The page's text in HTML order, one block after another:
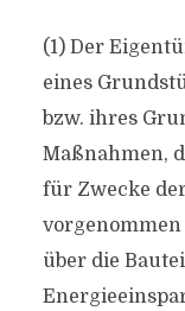
(1) Der
eines
bzw. ihres
Maßnahmen,
für Zwecke
über die